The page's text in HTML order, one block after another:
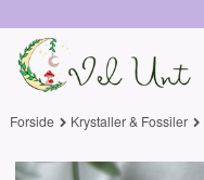
til
innholdet
Forside Krystaller & Fossiler